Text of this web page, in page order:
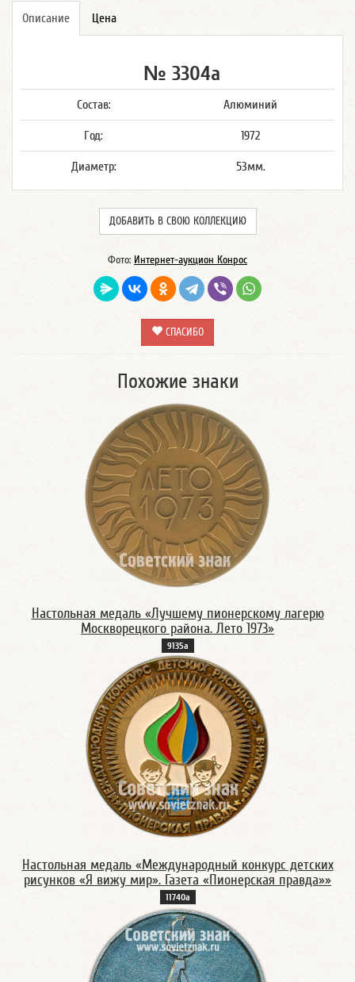
Описание Цена
№ 3304а
Состав: Алюминий
Год: 1972
Диаметр: 53мм.
ДОБАВИТЬ В СВОЮ КОЛЛЕКЦИЮ
Фото: Интернет-аукцион Конрос
СПАСИБО
Похожие знаки
Настольная медаль «Лучшему пионерскому лагерю
Москворецкого района. Лето 1973»
9135а
Настольная медаль «Международный конкурс детских
рисунков «Я вижу мир». Газета «Пионерская правда»»
11740а